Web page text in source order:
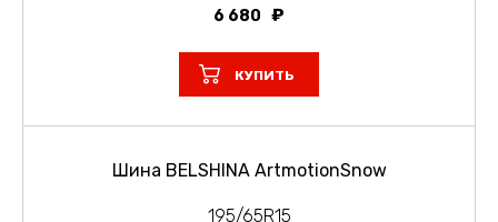
6 680
КУПИТЬ
Шина BELSHINA ArtmotionSnow
195/65R15